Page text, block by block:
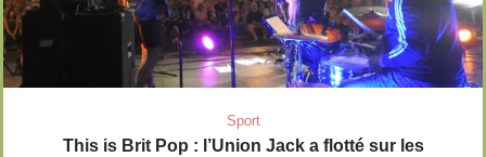
Sport
This is Brit Pop : l’Union Jack a flotté sur les